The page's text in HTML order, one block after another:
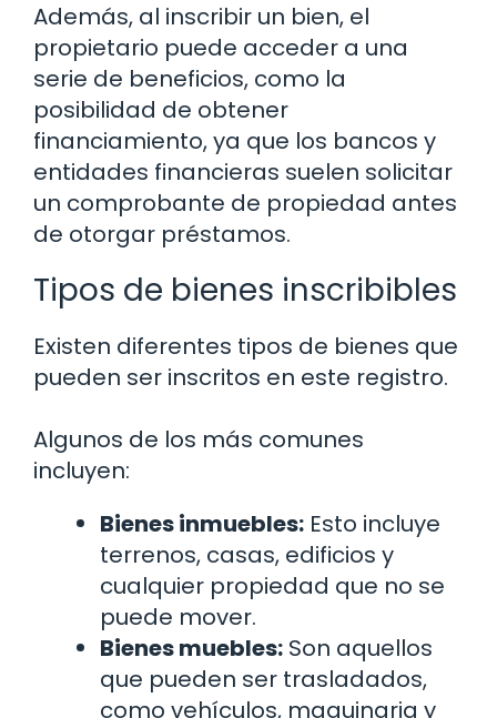
Además, al inscribir un bien, el
propietario puede acceder a una
serie de beneficios, como la
posibilidad de obtener
financiamiento, ya que los bancos y
entidades financieras suelen solicitar
un comprobante de propiedad antes
de otorgar préstamos.
Tipos de bienes inscribibles
Existen diferentes tipos de bienes que
pueden ser inscritos en este registro.
Algunos de los más comunes
incluyen:
Bienes inmuebles: Esto incluye
terrenos, casas, edificios y
cualquier propiedad que no se
puede mover.
Bienes muebles: Son aquellos
que pueden ser trasladados,
como vehículos, maquinaria y